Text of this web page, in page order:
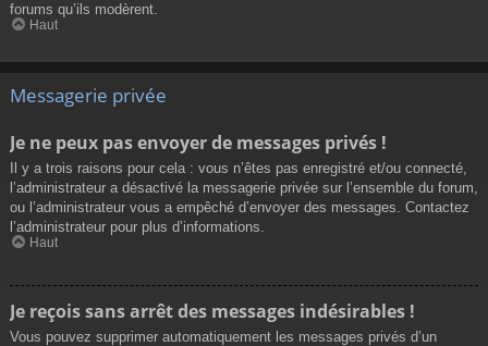
forums qu’ils modèrent.
Haut
Messagerie privée
Je ne peux pas envoyer de messages privés !
Il y a trois raisons pour cela : vous n’êtes pas enregistré et/ou connecté,
l’administrateur a désactivé la messagerie privée sur l’ensemble du forum,
ou l’administrateur vous a empêché d’envoyer des messages. Contactez
l’administrateur pour plus d’informations.
Haut
Je reçois sans arrêt des messages indésirables !
Vous pouvez supprimer automatiquement les messages privés d’un